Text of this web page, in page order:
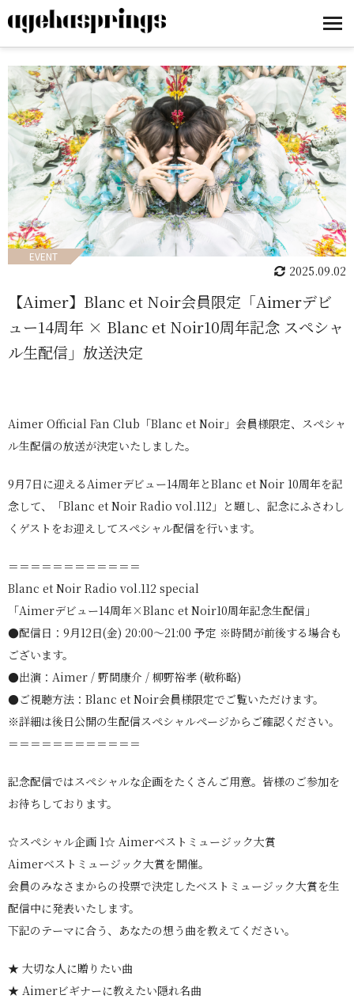
EVENT
2025.09.02
【Aimer】Blanc et Noir会員限定「Aimerデビ
ュー14周年 × Blanc et Noir10周年記念 スペシャ
ル生配信」放送決定
Aimer Official Fan Club「Blanc et Noir」会員様限定、スペシャ
ル生配信の放送が決定いたしました。
9月7日に迎えるAimerデビュー14周年とBlanc et Noir 10周年を記
念して、「Blanc et Noir Radio vol.112」と題し、記念にふさわし
くゲストをお迎えしてスペシャル配信を行います。
＝＝＝＝＝＝＝＝＝＝＝＝
Blanc et Noir Radio vol.112 special
「Aimerデビュー14周年×Blanc et Noir10周年記念生配信」
●配信日：9月12日(金) 20:00～21:00 予定 ※時間が前後する場合も
ございます。
●出演：Aimer / 野間康介 / 柳野裕孝 (敬称略)
●ご視聴方法：Blanc et Noir会員様限定でご覧いただけます。
※詳細は後日公開の生配信スペシャルページからご確認ください。
＝＝＝＝＝＝＝＝＝＝＝＝
記念配信ではスペシャルな企画をたくさんご用意。皆様のご参加を
お待ちしております。
☆スペシャル企画 1☆ Aimerベストミュージック大賞
Aimerベストミュージック大賞を開催。
会員のみなさまからの投票で決定したベストミュージック大賞を生
配信中に発表いたします。
下記のテーマに合う、あなたの想う曲を教えてください。
★ 大切な人に贈りたい曲
★ Aimerビギナーに教えたい隠れ名曲